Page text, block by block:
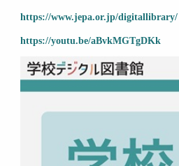
https://www.jepa.or.jp/digitallibrary/
https://youtu.be/aBvkMGTgDKk